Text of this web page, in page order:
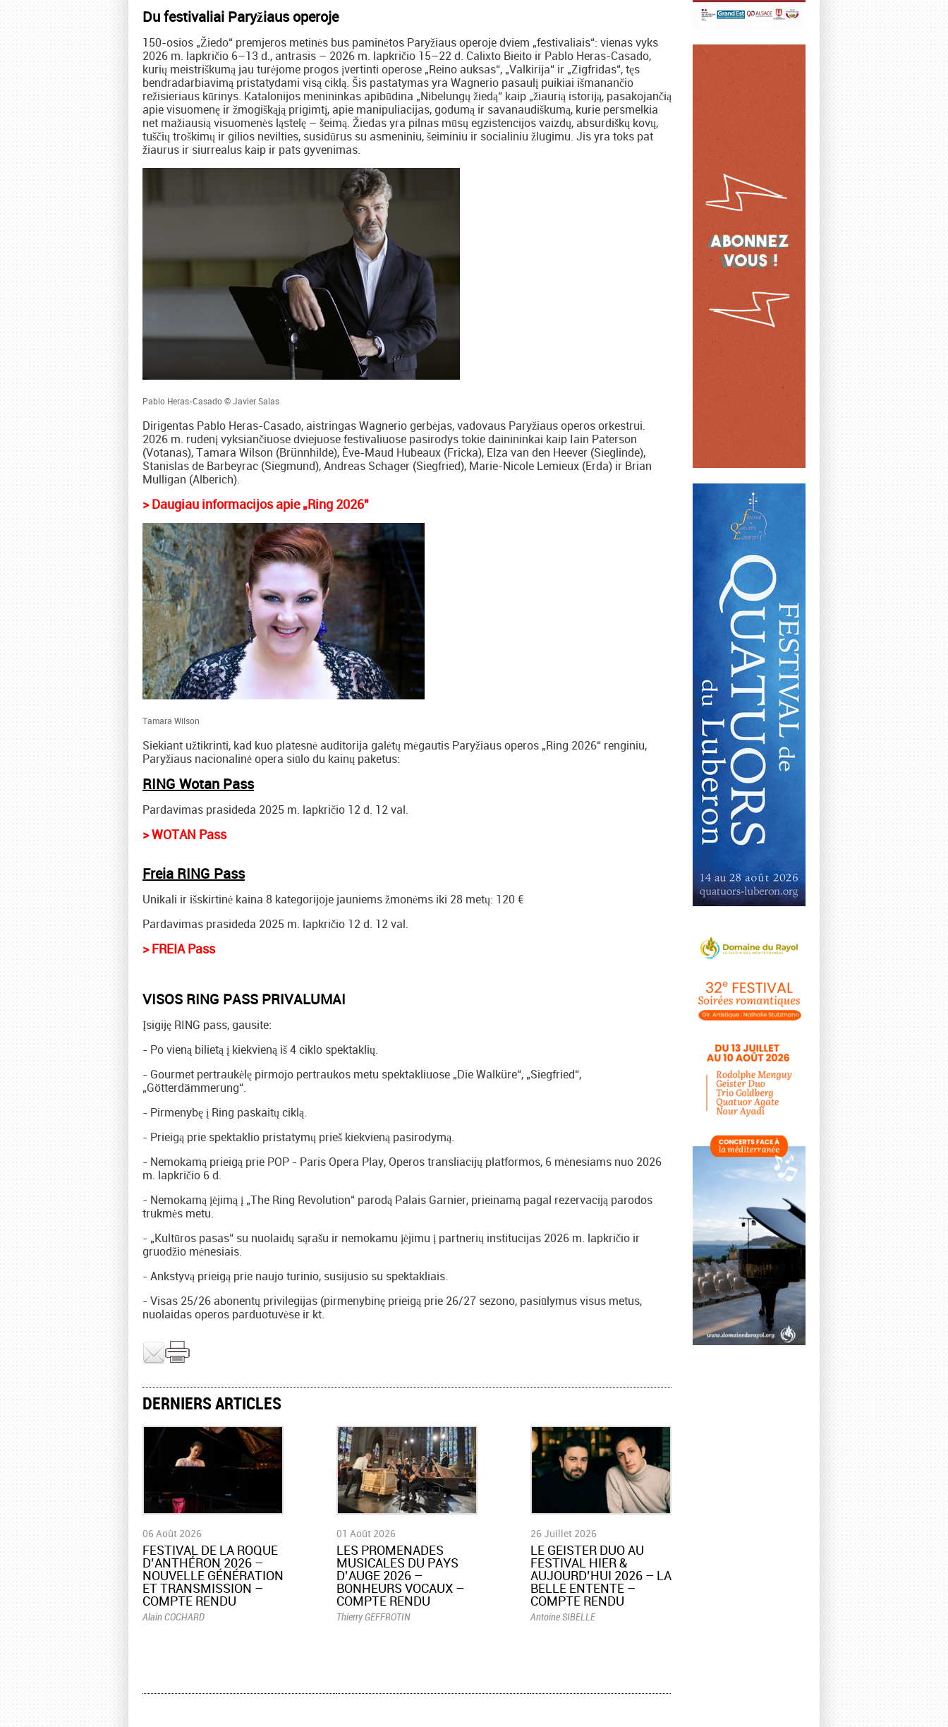
Du festivaliai Paryžiaus operoje
150-osios „Žiedo“ premjeros metinės bus paminėtos Paryžiaus operoje dviem „festivaliais“: vienas vyks
2026 m. lapkričio 6–13 d., antrasis – 2026 m. lapkričio 15–22 d. Calixto Bieito ir Pablo Heras-Casado,
kurių meistriškumą jau turėjome progos įvertinti operose „Reino auksas“, „Valkirija“ ir „Zigfridas“, tęs
bendradarbiavimą pristatydami visą ciklą. Šis pastatymas yra Wagnerio pasaulį puikiai išmanančio
režisieriaus kūrinys. Katalonijos menininkas apibūdina „Nibelungų žiedą“ kaip „žiaurią istoriją, pasakojančią
apie visuomenę ir žmogiškąją prigimtį, apie manipuliacijas, godumą ir savanaudiškumą, kurie persmelkia
net mažiausią visuomenės ląstelę – šeimą. Žiedas yra pilnas mūsų egzistencijos vaizdų, absurdiškų kovų,
tuščių troškimų ir gilios nevilties, susidūrus su asmeniniu, šeiminiu ir socialiniu žlugimu. Jis yra toks pat
žiaurus ir siurrealus kaip ir pats gyvenimas.
Pablo Heras-Casado © Javier Salas
Dirigentas Pablo Heras-Casado, aistringas Wagnerio gerbėjas, vadovaus Paryžiaus operos orkestrui.
2026 m. rudenį vyksiančiuose dviejuose festivaliuose pasirodys tokie dainininkai kaip Iain Paterson
(Votanas), Tamara Wilson (Brünnhilde), Ève-Maud Hubeaux (Fricka), Elza van den Heever (Sieglinde),
Stanislas de Barbeyrac (Siegmund), Andreas Schager (Siegfried), Marie-Nicole Lemieux (Erda) ir Brian
Mulligan (Alberich).
> Daugiau informacijos apie „Ring 2026"
Tamara Wilson
Siekiant užtikrinti, kad kuo platesnė auditorija galėtų mėgautis Paryžiaus operos „Ring 2026“ renginiu,
Paryžiaus nacionalinė opera siūlo du kainų paketus:
RING Wotan Pass
Pardavimas prasideda 2025 m. lapkričio 12 d. 12 val.
> WOTAN Pass
Freia RING Pass
Unikali ir išskirtinė kaina 8 kategorijoje jauniems žmonėms iki 28 metų: 120 €
Pardavimas prasideda 2025 m. lapkričio 12 d. 12 val.
> FREIA Pass
VISOS RING PASS PRIVALUMAI
Įsigiję RING pass, gausite:
- Po vieną bilietą į kiekvieną iš 4 ciklo spektaklių.
- Gourmet pertraukėlę pirmojo pertraukos metu spektakliuose „Die Walküre“, „Siegfried“,
„Götterdämmerung“.
- Pirmenybę į Ring paskaitų ciklą.
- Prieigą prie spektaklio pristatymų prieš kiekvieną pasirodymą.
- Nemokamą prieigą prie POP - Paris Opera Play, Operos transliacijų platformos, 6 mėnesiams nuo 2026
m. lapkričio 6 d.
- Nemokamą įėjimą į „The Ring Revolution“ parodą Palais Garnier, prieinamą pagal rezervaciją parodos
trukmės metu.
- „Kultūros pasas“ su nuolaidų sąrašu ir nemokamu įėjimu į partnerių institucijas 2026 m. lapkričio ir
gruodžio mėnesiais.
- Ankstyvą prieigą prie naujo turinio, susijusio su spektakliais.
- Visas 25/26 abonentų privilegijas (pirmenybinę prieigą prie 26/27 sezono, pasiūlymus visus metus,
nuolaidas operos parduotuvėse ir kt.
DERNIERS ARTICLES
06 Août 2026
​FESTIVAL DE LA ROQUE
D’ANTHÉRON 2026 –
NOUVELLE GÉNÉRATION
ET TRANSMISSION –
COMPTE RENDU
Alain COCHARD
01 Août 2026
LES PROMENADES
MUSICALES DU PAYS
D’AUGE 2026 –
BONHEURS VOCAUX –
COMPTE RENDU
Thierry GEFFROTIN
26 Juillet 2026
LE GEISTER DUO AU
FESTIVAL HIER &
AUJOURD’HUI 2026 – LA
BELLE ENTENTE –
COMPTE RENDU
Antoine SIBELLE